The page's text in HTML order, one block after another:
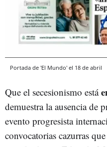
Portada de 'El Mundo' el 18 de abril
Que el secesionismo está
demuestra la ausencia de
evento progresista
convocatorias cazurras